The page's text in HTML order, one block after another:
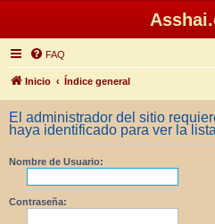
FAQ
Inicio Índice general
El administrador del sitio
haya identificado para ver la
Nombre de Usuario:
Contraseña: